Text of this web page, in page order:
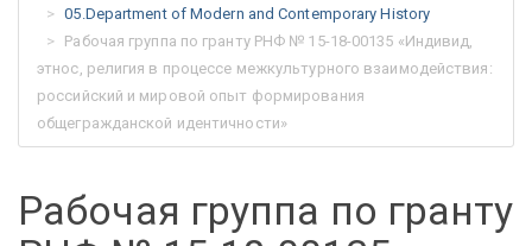
05.Department of Modern and Contemporary History
Рабочая группа по гранту РНФ № 15-18-00135 «Индивид,
этнос, религия в процессе межкультурного взаимодействия:
российский и мировой опыт формирования
общегражданской идентичности»
Рабочая группа по гранту